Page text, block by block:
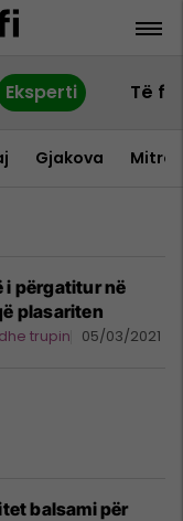
Eksperti Të
Gjakova
i përgatitur në
plasariten
trupin 05/03/2021
balsami për